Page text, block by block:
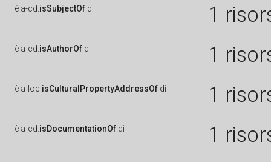
è a-cd:isSubjectOf di 1
è a-cd:isAuthorOf di 1
è a-loc:isCulturalPropertyAddressOf di 1
è a-cd:isDocumentationOf di 1